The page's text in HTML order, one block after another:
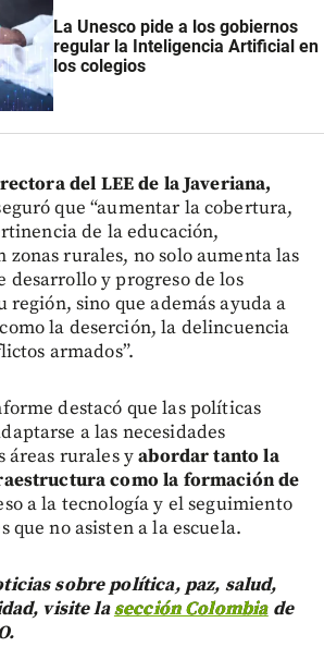
La Unesco pide a los gobiernos
regular la Inteligencia Artificial en
los colegios
del LEE de la Javeriana,
que “aumentar la cobertura,
de la educación,
zonas rurales, no solo aumenta las
desarrollo y progreso de los
región, sino que además ayuda a
la deserción, la delincuencia
armados”.
destacó que las políticas
a las necesidades
áreas rurales yabordar tanto la
como la formación de
a la tecnología y el seguimiento
que no asisten a la escuela.
sobre política, paz, salud,
visite lasección Colombiade